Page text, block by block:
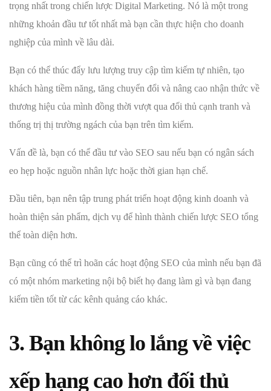
trọng nhất trong chiến lược Digital Marketing. Nó là một trong
những khoản đầu tư tốt nhất mà bạn cần thực hiện cho doanh
nghiệp của mình về lâu dài.
Bạn có thể thúc đẩy lưu lượng truy cập tìm kiếm tự nhiên, tạo
khách hàng tiềm năng, tăng chuyển đổi và nâng cao nhận thức về
thương hiệu của mình đồng thời vượt qua đối thủ cạnh tranh và
thống trị thị trường ngách của bạn trên tìm kiếm.
Vấn đề là, bạn có thể đầu tư vào SEO sau nếu bạn có ngân sách
eo hẹp hoặc nguồn nhân lực hoặc thời gian hạn chế.
Đầu tiên, bạn nên tập trung phát triển hoạt động kinh doanh và
hoàn thiện sản phẩm, dịch vụ để hình thành chiến lược SEO tổng
thể toàn diện hơn.
Bạn cũng có thể trì hoãn các hoạt động SEO của mình nếu bạn đã
có một nhóm marketing nội bộ biết họ đang làm gì và bạn đang
kiếm tiền tốt từ các kênh quảng cáo khác.
3. Bạn không lo lắng về việc
xếp hạng cao hơn đối thủ